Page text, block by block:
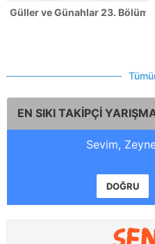
Güller ve Günahlar 23. Bölüm
EN SIKI TAKİPÇİ
Sevim,
DOĞRU